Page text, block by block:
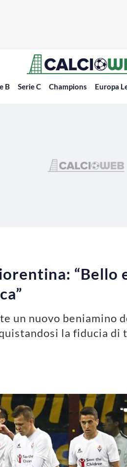
B Serie C Champions Europa
“Bello
un nuovo beniamino
la fiducia